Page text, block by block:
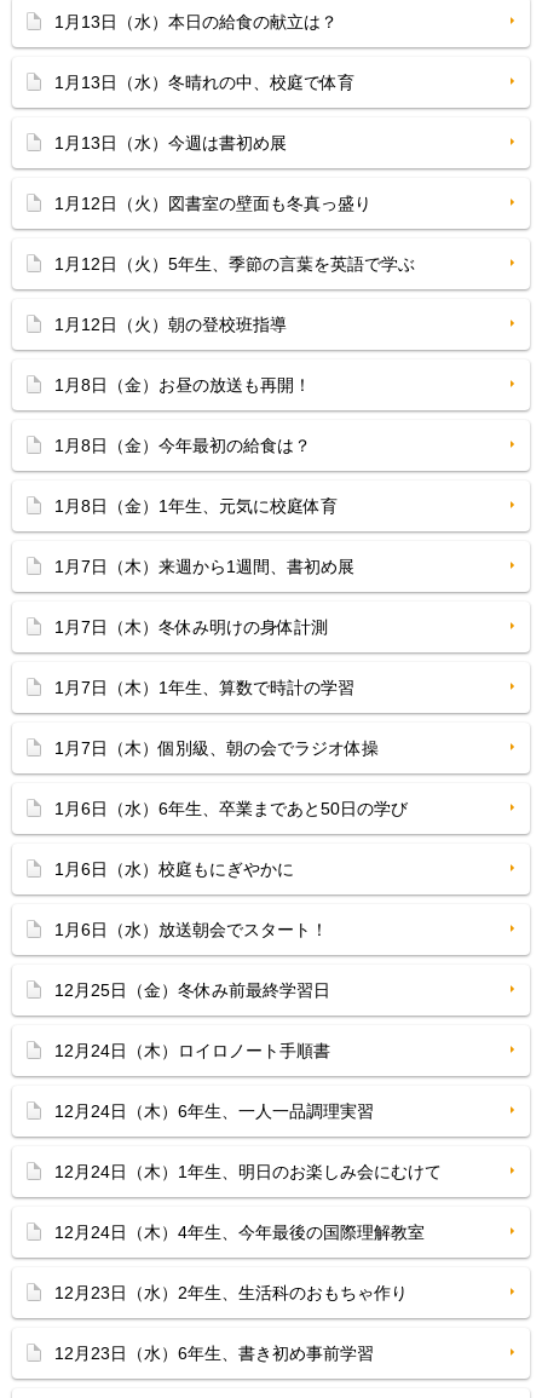
1月13日（水）本日の給食の献立は？
1月13日（水）冬晴れの中、校庭で体育
1月13日（水）今週は書初め展
1月12日（火）図書室の壁面も冬真っ盛り
1月12日（火）5年生、季節の言葉を英語で学ぶ
1月12日（火）朝の登校班指導
1月8日（金）お昼の放送も再開！
1月8日（金）今年最初の給食は？
1月8日（金）1年生、元気に校庭体育
1月7日（木）来週から1週間、書初め展
1月7日（木）冬休み明けの身体計測
1月7日（木）1年生、算数で時計の学習
1月7日（木）個別級、朝の会でラジオ体操
1月6日（水）6年生、卒業まであと50日の学び
1月6日（水）校庭もにぎやかに
1月6日（水）放送朝会でスタート！
12月25日（金）冬休み前最終学習日
12月24日（木）ロイロノート手順書
12月24日（木）6年生、一人一品調理実習
12月24日（木）1年生、明日のお楽しみ会にむけて
12月24日（木）4年生、今年最後の国際理解教室
12月23日（水）2年生、生活科のおもちゃ作り
12月23日（水）6年生、書き初め事前学習